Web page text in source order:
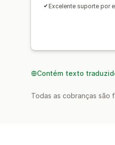
Excelente suporte por
Contém texto
Todas as cobranças são